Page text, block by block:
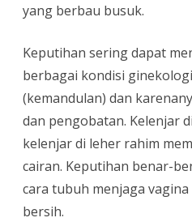
yang berbau busuk.
Keputihan sering dapat
berbagai kondisi
(kemandulan) dan
dan pengobatan. Kelenjar
kelenjar di leher rahim
cairan. Keputihan benar-
cara tubuh menjaga
bersih.